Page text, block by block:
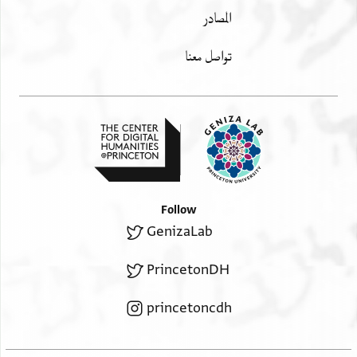
المصادر
تواصل معنا
Follow
GenizaLab
PrincetonDH
princetoncdh